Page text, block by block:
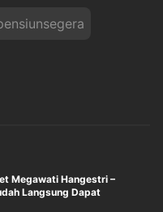
Megawati Hangestri –
Langsung Dapat